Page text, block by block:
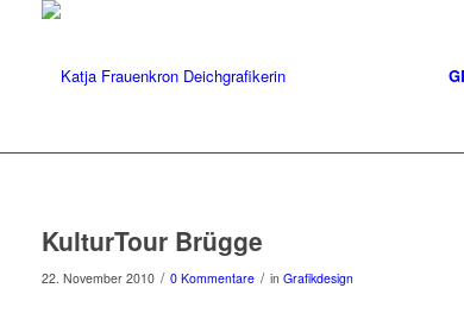
KulturTour Brügge
22. November 2010 / 0 Kommentare / in Grafikdesign